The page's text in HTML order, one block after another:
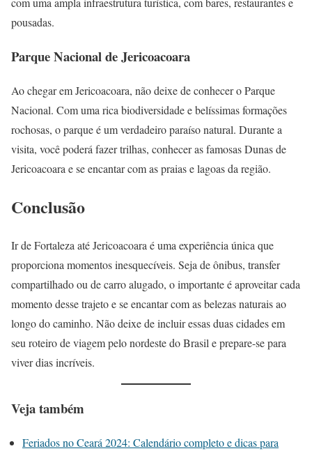
pousadas.
Parque Nacional de Jericoacoara
Ao chegar em Jericoacoara, não deixe de conhecer o Parque
Nacional. Com uma rica biodiversidade e belíssimas formações
rochosas, o parque é um verdadeiro paraíso natural. Durante a
visita, você poderá fazer trilhas, conhecer as famosas Dunas de
Jericoacoara e se encantar com as praias e lagoas da região.
Conclusão
Ir de Fortaleza até Jericoacoara é uma experiência única que
proporciona momentos inesquecíveis. Seja de ônibus, transfer
compartilhado ou de carro alugado, o importante é aproveitar cada
momento desse trajeto e se encantar com as belezas naturais ao
longo do caminho. Não deixe de incluir essas duas cidades em
seu roteiro de viagem pelo nordeste do Brasil e prepare-se para
viver dias incríveis.
Veja também
Feriados no Ceará 2024: Calendário completo e dicas para